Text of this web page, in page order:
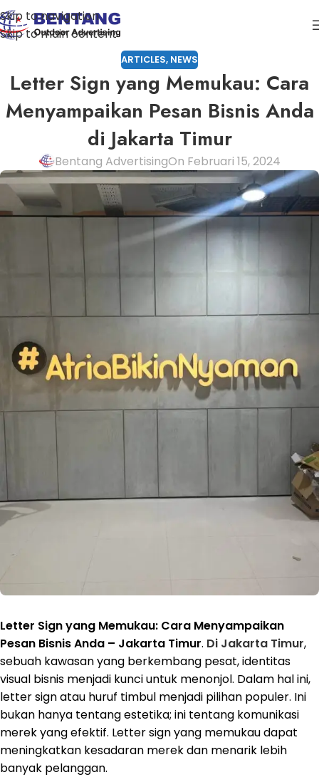
Skip to navigation
Skip to main content
ARTICLES, NEWS
Letter Sign yang Memukau: Cara
Menyampaikan Pesan Bisnis Anda
di Jakarta Timur
Bentang AdvertisingOn Februari 15, 2024
Letter Sign yang Memukau: Cara Menyampaikan
Pesan Bisnis Anda – Jakarta Timur. Di Jakarta Timur,
sebuah kawasan yang berkembang pesat, identitas
visual bisnis menjadi kunci untuk menonjol. Dalam hal ini,
letter sign atau huruf timbul menjadi pilihan populer. Ini
bukan hanya tentang estetika; ini tentang komunikasi
merek yang efektif. Letter sign yang memukau dapat
meningkatkan kesadaran merek dan menarik lebih
banyak pelanggan.